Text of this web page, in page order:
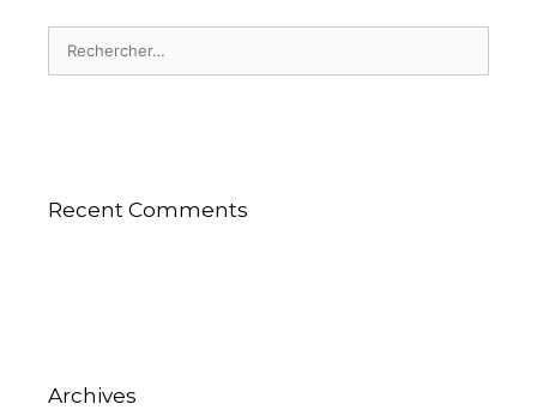
Recent Comments
Archives